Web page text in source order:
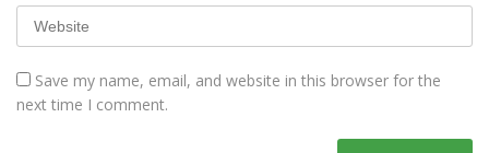
Save my name, email, and website in this browser for the
next time I comment.